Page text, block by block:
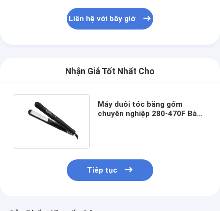
Liên hệ với bây giờ
Nhận Giá Tốt Nhất Cho
Máy duỗi tóc bằng gốm
chuyên nghiệp 280-470F Bàn
Tiếp tục